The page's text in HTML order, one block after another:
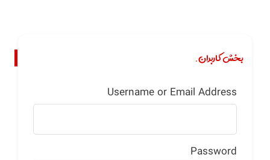
بخش کاربران.
Username or Email Address
Password